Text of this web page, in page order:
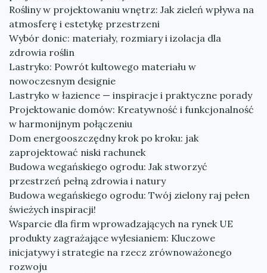
Rośliny w projektowaniu wnętrz: Jak zieleń wpływa na
atmosferę i estetykę przestrzeni
Wybór donic: materiały, rozmiary i izolacja dla
zdrowia roślin
Lastryko: Powrót kultowego materiału w
nowoczesnym designie
Lastryko w łazience — inspiracje i praktyczne porady
Projektowanie domów: Kreatywność i funkcjonalność
w harmonijnym połączeniu
Dom energooszczędny krok po kroku: jak
zaprojektować niski rachunek
Budowa wegańskiego ogrodu: Jak stworzyć
przestrzeń pełną zdrowia i natury
Budowa wegańskiego ogrodu: Twój zielony raj pełen
świeżych inspiracji!
Wsparcie dla firm wprowadzających na rynek UE
produkty zagrażające wylesianiem: Kluczowe
inicjatywy i strategie na rzecz zrównoważonego
rozwoju